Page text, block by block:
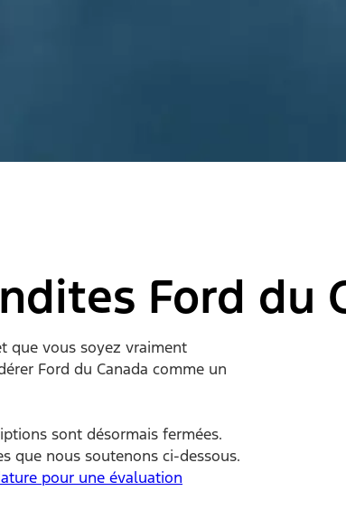
Ford du
que vous soyez vraiment
Ford du Canada comme un
sont désormais fermées.
que nous soutenons ci-dessous.
pour une évaluation